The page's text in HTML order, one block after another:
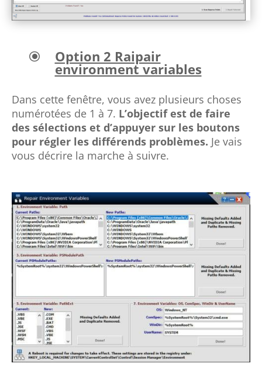
\ Option 2 Raipair
environment variables
Dans cette fenêtre, vous avez plusieurs choses
numérotées de 1 à 7. L’objectif est de faire
des sélections et d’appuyer sur les boutons
pour régler les différends problèmes. Je vais
vous décrire la marche à suivre.